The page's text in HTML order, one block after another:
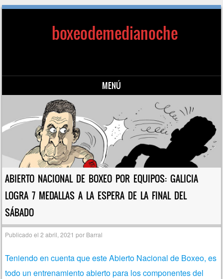
boxeodemedianoche
MENÚ
Saltar al contenido
ABIERTO NACIONAL DE BOXEO POR EQUIPOS: GALICIA
LOGRA 7 MEDALLAS A LA ESPERA DE LA FINAL DEL
SÁBADO
Publicado el2 abril, 2021 por Barral
Teniendo en cuenta que este Abierto Nacional de Boxeo, es
todo un entrenamiento abierto para los componentes del